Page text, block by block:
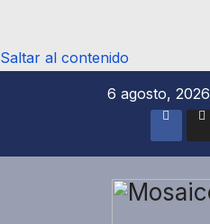
Saltar al contenido
6 agosto, 2026